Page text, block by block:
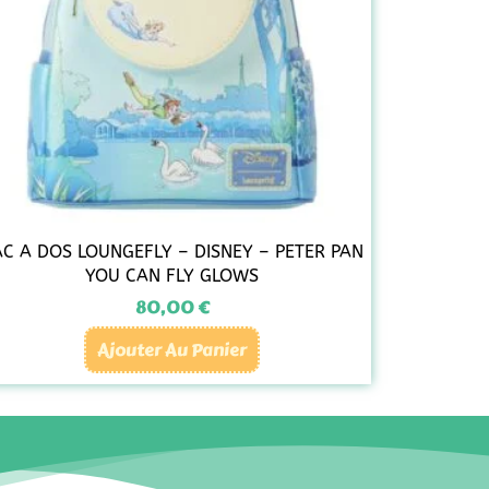
A DOS LOUNGEFLY – DISNEY – PETER PAN
YOU CAN FLY GLOWS
80,00€
Ajouter Au Panier